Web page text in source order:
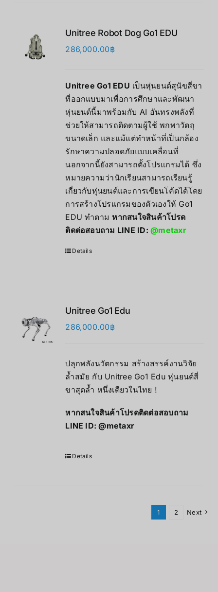
Unitree Robot Dog Go1 EDU
286,000.00฿
Unitree Go1 EDU เป็นหุ่นยนต์สุนัขสี่ขา
ที่ออกแบบมาเพื่อการศึกษาและพัฒนา
หุ่นยนต์นี้มาพร้อมกับ AI อันทรงพลังที่
ช่วยให้สามารถติดตามผู้ใช้ พกพาวัตถุ
ขนาดเล็ก และแม้แต่ทำหน้าที่เป็นกล้อง
รักษาความปลอดภัยแบบเคลื่อนที่
นอกจากนี้ยังสามารถตั้งโปรแกรมได้ ซึ่ง
หมายความว่านักเรียนสามารถเรียนรู้
เกี่ยวกับหุ่นยนต์และการเขียนโค้ดได้โดย
การสร้างโปรแกรมของตัวเองให้ Go1
EDU ทำตาม หากสนใจสินค้าโปรด
ติดต่อสอบถาม LINE ID:@metaxr
Details
Unitree Go1 Edu
286,000.00฿
ปลุกพลังนวัตกรรม สร้างสรรค์งานวิจัย
ล้ำสมัย กับ Unitree Go1 Edu หุ่นยนต์สี่
ขาสุดล้ำ หนึ่งเดียวในไทย !
หากสนใจสินค้าโปรดติดต่อสอบถาม
LINE ID:@metaxr
Details
1 2 Next